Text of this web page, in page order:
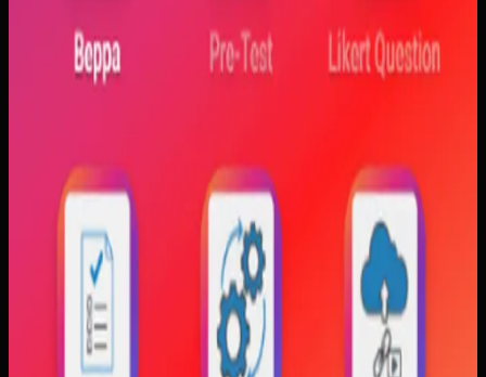
konsisten. Materi yang hanya tampil statis juga membuat
konsep perubahan fase dan perilaku sistem sulit
dibayangkan.
visualisasi gerak, dan grafik yang berubah langsung saat
variabel diubah. Dengan begitu, mahasiswa bisa melihat
hubungan antara teori dan simulasi secara lebih konkret.
Baca studi kasus